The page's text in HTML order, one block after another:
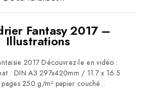
Fantasy 2017 –
Illustrations
2017 Découvrez-le en vidéo :
: DIN A3 297x420mm / 11.7 x 16.5
pages 250 g/m² papier couché...